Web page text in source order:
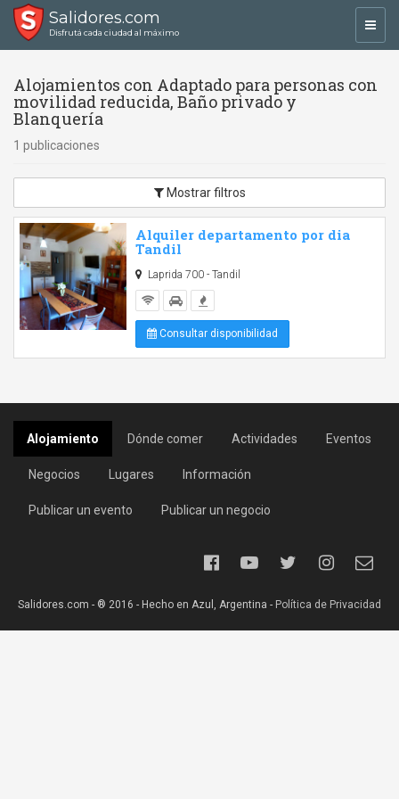
Salidores.com
Disfrutá cada ciudad al máximo
Alojamientos con Adaptado para personas con
movilidad reducida, Baño privado y
Blanquería
1 publicaciones
Mostrar filtros
Alquiler departamento por dia
Tandil
Laprida 700 - Tandil
Consultar disponibilidad
Alojamiento Dónde comer Actividades Eventos
Negocios Lugares Información
Publicar un evento Publicar un negocio
Salidores.com - ® 2016 - Hecho en Azul, Argentina - Política de Privacidad